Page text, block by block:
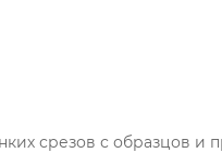
срезов с образцов и